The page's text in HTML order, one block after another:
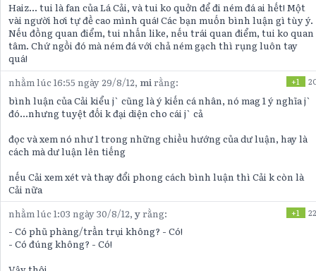
Haiz... tui là fan của Lá Cải, và tui ko quởn để đi ném đá ai hết! Một
vài người hơi tự đề cao mình quá! Các bạn muốn bình luận gì tùy ý.
Nếu đồng quan điểm, tui nhấn like, nếu trái quan điểm, tui ko quan
tâm. Chứ ngồi đó mà ném đá với chả ném gạch thì rụng luôn tay
quá!
nhằm lúc 16:55 ngày 29/8/12, mirằng: +1
bình luận của Cải kiểu j` cũng là ý kiến cá nhân, nó mag 1 ý nghĩa j`
đó...nhưng tuyệt đối k đại diện cho cái j` cả
đọc và xem nó như 1 trong những chiều hướng của dư luận, hay là
cách mà dư luận lên tiếng
nếu Cải xem xét và thay đổi phong cách bình luận thì Cải k còn là
Cải nữa
nhằm lúc 1:03 ngày 30/8/12,yrằng: +1 22
- Có phũ phàng/trần trụi không? - Có!
- Có đúng không? - Có!